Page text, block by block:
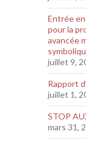
Entrée
pour la
avancée
juillet 9,
Rapport
juillet 1,
STOP
mars 31,